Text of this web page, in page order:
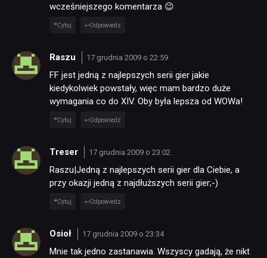
wcześniejszego komentarza 😉
Cytuj Odpowiedz
Raszu 17 grudnia 2009 o 22:59
FF jest jedną z najlepszych serii gier jakie
kiedykolwiek powstały, więc mam bardzo duże
wymagania co do XIV. Oby była lepsza od WOWa!
Cytuj Odpowiedz
Treser 17 grudnia 2009 o 23:02
Raszu|Jedną z najlepszych serii gier dla Ciebie, a
przy okazji jedną z najdłuższych serii gier;-)
Cytuj Odpowiedz
Osioł 17 grudnia 2009 o 23:34
Mnie tak jedno zastanawia. Wszyscy gadają, że nikt